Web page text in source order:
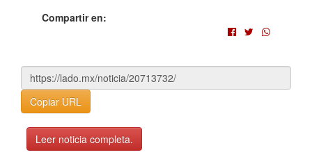
Compartir en:
Copiar URL
Leer noticia completa.